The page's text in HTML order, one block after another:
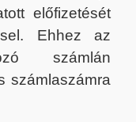
előfizetését
Ehhez az
számlán
számlaszámra